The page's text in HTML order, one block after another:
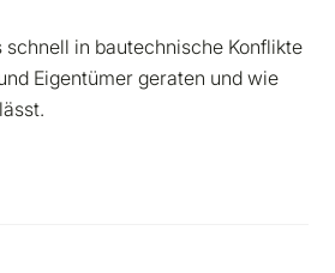
in bautechnische Konflikte
Eigentümer geraten und wie